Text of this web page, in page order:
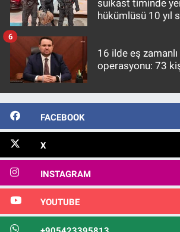
suikast timinde
hükümlüsü 10 yıl
16 ilde eş zamanlı
operasyonu: 73
6
FACEBOOK
X
INSTAGRAM
YOUTUBE